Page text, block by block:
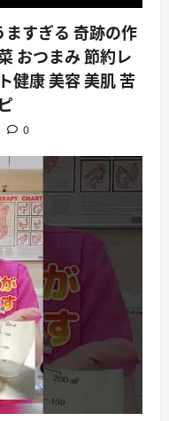
ますぎる 奇跡の作
おつまみ 節約レ
健康 美容 美肌 苦
0